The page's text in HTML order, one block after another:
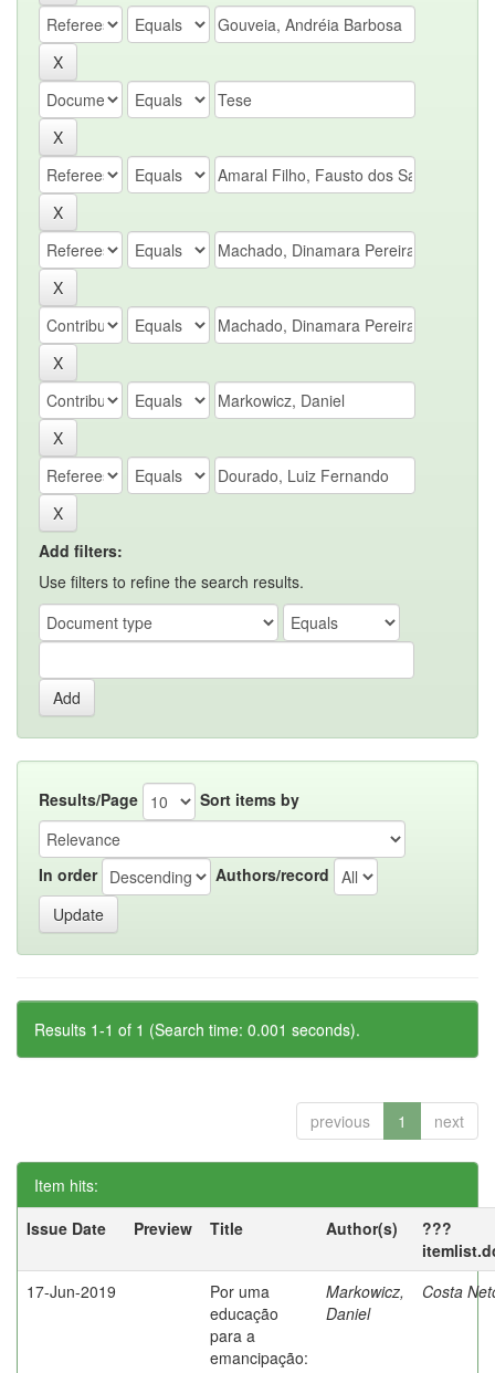
Add filters:
Use filters to refine the search results.
Results/Page Sort items by
In order Authors/record
Results 1-1 of 1 (Search time: 0.001 seconds).
previous 1 next
Item hits:
Issue Date
Preview Title Author(s)
???
17-Jun-2019
Por uma
educação
para a
emancipação:
Markowicz,
Daniel
Costa